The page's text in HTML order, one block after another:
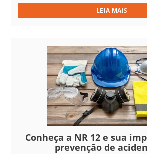
LEIA MAIS
Conheça a NR 12 e sua
prevenção de